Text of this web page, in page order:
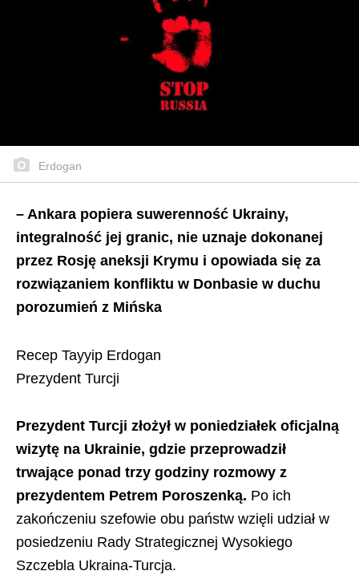
Erdogan
– Ankara popiera suwerenność Ukrainy,
integralność jej granic, nie uznaje dokonanej
przez Rosję aneksji Krymu i opowiada się za
rozwiązaniem konfliktu w Donbasie w duchu
porozumień z Mińska
Recep Tayyip Erdogan
Prezydent Turcji
Prezydent Turcji złożył w poniedziałek oficjalną
wizytę na Ukrainie, gdzie przeprowadził
trwające ponad trzy godziny rozmowy z
prezydentem Petrem Poroszenką. Po ich
zakończeniu szefowie obu państw wzięli udział w
posiedzeniu Rady Strategicznej Wysokiego
Szczebla Ukraina-Turcja.